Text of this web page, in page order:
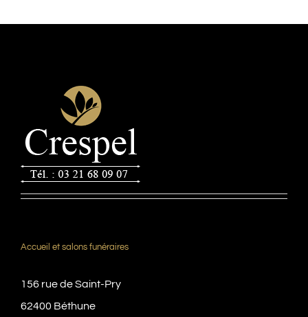
Accueil et salons funéraires
156 rue de Saint-Pry
62400 Béthune